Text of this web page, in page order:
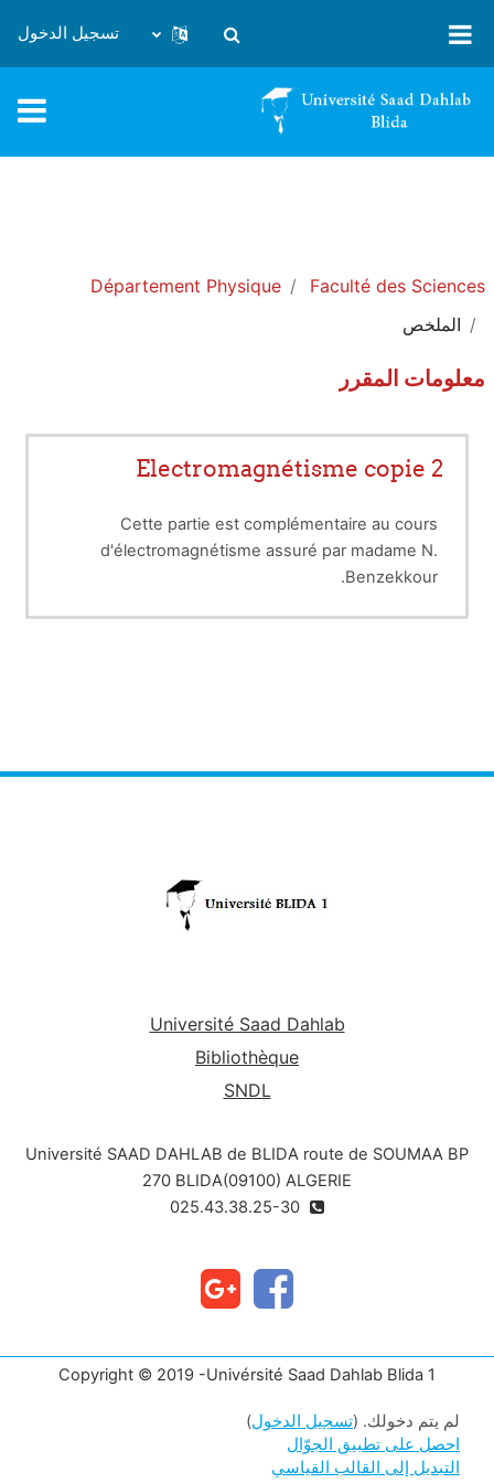
تبديل إدخال البحث
تسجيل الدخول
Faculté des Sciences
Département Physique
الملخص
معلومات المقرر
Electromagnétisme copie 2
Cette partie est complémentaire au cours
d'électromagnétisme assuré par madame N.
Benzekkour.
Université Saad Dahlab
Bibliothèque
SNDL
Université SAAD DAHLAB de BLIDA route de SOUMAA BP
270 BLIDA(09100) ALGERIE
Copyright © 2019 -Univérsité Saad Dahlab Blida 1
لم يتم دخولك. (تسجيل الدخول)
احصل على تطبيق الجوّال
التبديل إلى القالب القياسي